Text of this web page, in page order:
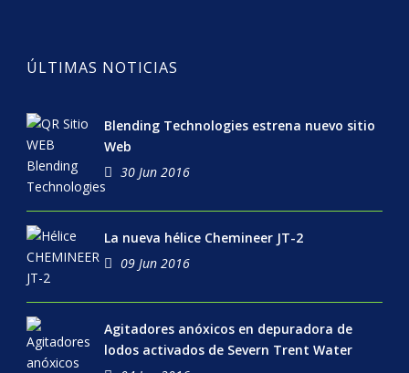
ÚLTIMAS NOTICIAS
Blending Technologies estrena nuevo sitio
Web
30 Jun 2016
La nueva hélice Chemineer JT-2
09 Jun 2016
Agitadores anóxicos en depuradora de
lodos activados de Severn Trent Water